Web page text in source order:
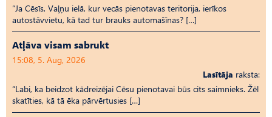
“Ja Cēsīs, Vaļņu ielā, kur vecās pienotavas teritorija, ierīkos
autostāvvietu, kā tad tur brauks automašīnas? […]
Atļāva visam sabrukt
15:08, 5. Aug, 2026
Lasītāja raksta:
“Labi, ka beidzot kādreizējai Cēsu pienotavai būs cits saimnieks. Žēl
skatīties, kā tā ēka pārvērtusies […]